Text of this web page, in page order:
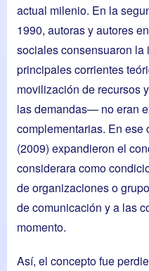
actual milenio. En la
1990, autoras y autores
sociales consensuaron la
principales corrientes
movilización de recursos
las demandas— no eran
complementarias. En ese
(2009) expandieron el
considerara como
de organizaciones o
de comunicación y a las
momento.
Así, el concepto fue